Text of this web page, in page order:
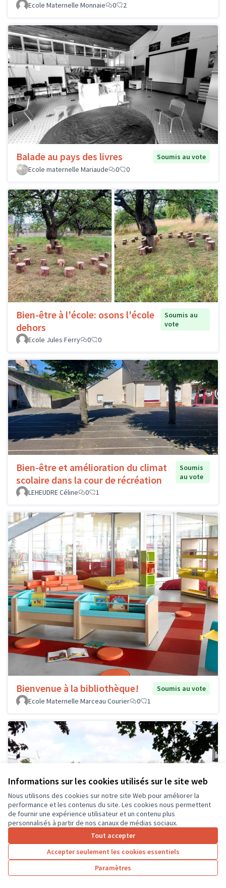
Informations sur les cookies utilisés sur le site web
Nous utilisons des cookies sur notre site Web pour améliorer la
performance et les contenus du site. Les cookies nous permettent
de fournir une expérience utilisateur et un contenu plus
personnalisés à partir de nos canaux de médias sociaux.
Tout accepter
Accepter seulement les cookies essentiels
Paramètres
Ecole Maternelle Monnaie
0 2
Balade au pays des livres
Soumis au vote
Ecole maternelle Mariaude
0 0
Bien-être à l'école: osons l'école
dehors
Soumis au
vote
Ecole Jules Ferry
0 0
Bien-être et amélioration du climat
scolaire dans la cour de récréation
Soumis
au vote
LEHEUDRE Céline
0 1
Bienvenue à la bibliothèque!
Soumis au vote
Ecole Maternelle Marceau Courier
0 1